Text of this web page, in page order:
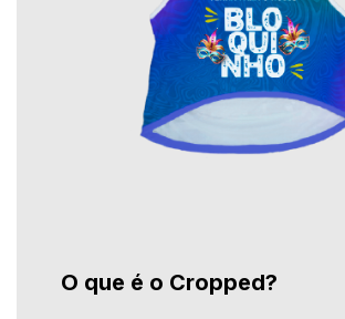
O que é o Cropped?